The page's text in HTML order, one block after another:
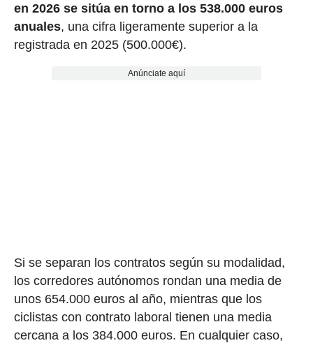
en 2026 se sitúa en torno a los 538.000 euros
anuales, una cifra ligeramente superior a la
registrada en 2025 (500.000€).
Anúnciate aquí
Si se separan los contratos según su modalidad,
los corredores autónomos rondan una media de
unos 654.000 euros al año, mientras que los
ciclistas con contrato laboral tienen una media
cercana a los 384.000 euros. En cualquier caso,